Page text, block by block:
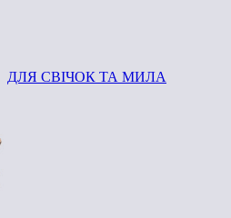
ДЛЯ СВІЧОК ТА МИЛА